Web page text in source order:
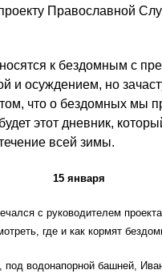
Православной
к бездомным с
и осуждением, но
что о бездомных мы
этот дневник,
всей зимы.
15 января
с руководителем
где и как кормят
под водонапорной башней,